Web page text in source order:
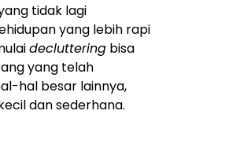
tidak lagi
yang lebih rapi
decluttering bisa
yang telah
hal besar lainnya,
dan sederhana.